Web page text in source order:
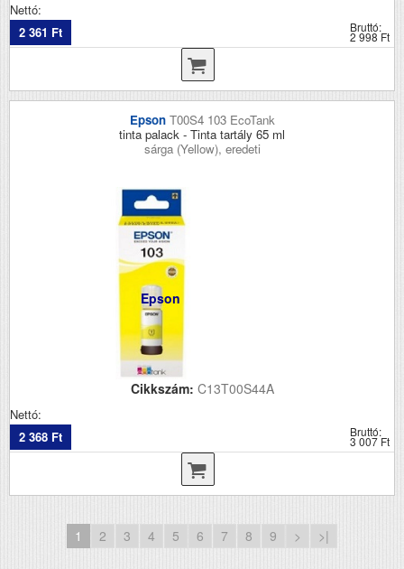
Nettó:
2 361 Ft
Bruttó:
2 998 Ft
Epson T00S4 103 EcoTank
tinta palack - Tinta tartály 65 ml
sárga (Yellow), eredeti
Epson
Cikkszám: C13T00S44A
Nettó:
2 368 Ft
Bruttó:
3 007 Ft
1 2 3 4 5 6 7 8 9 > >|